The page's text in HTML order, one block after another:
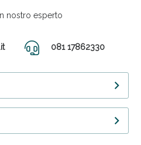
nostro esperto
081 17862330